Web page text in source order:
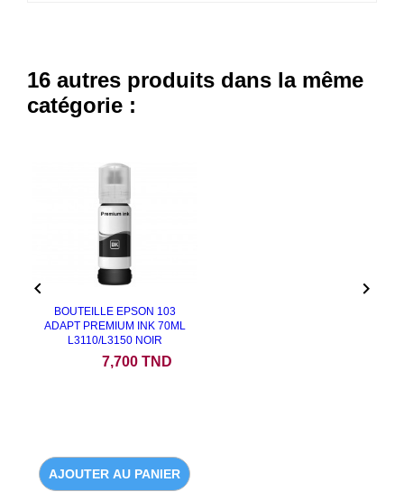
16 autres produits dans la même
catégorie :
BOUTEILLE EPSON 103
ADAPT PREMIUM INK 70ML
L3110/L3150 NOIR
7,700 TND
AJOUTER AU PANIER
 